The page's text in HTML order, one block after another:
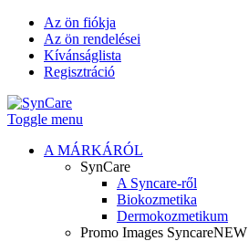
Az ön fiókja
Az ön rendelései
Kívánságlista
Regisztráció
Toggle menu
A MÁRKÁRÓL
SynCare
A Syncare-ről
Biokozmetika
Dermokozmetikum
Promo Images SyncareNEW